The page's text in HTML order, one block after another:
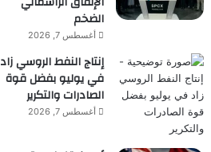
الضخم
أغسطس 7, 2026
إنتاج النفط الروسي زاد
في يوليو بفضل قوة
الصادرات والتكرير
أغسطس 7, 2026